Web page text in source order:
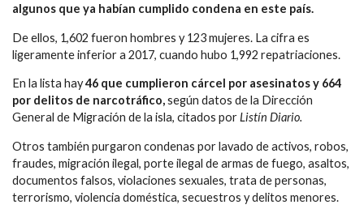
algunos que ya habían cumplido condena en este país.
De ellos, 1,602 fueron hombres y 123 mujeres. La cifra es
ligeramente inferior a 2017, cuando hubo 1,992 repatriaciones.
En la lista hay46 que cumplieron cárcel por asesinatos y 664
por delitos de narcotráfico,según datos de la Dirección
General de Migración de la isla, citados porListín Diario.
Otros también purgaron condenas por lavado de activos, robos,
fraudes, migración ilegal, porte ilegal de armas de fuego, asaltos,
documentos falsos, violaciones sexuales, trata de personas,
terrorismo, violencia doméstica, secuestros y delitos menores.